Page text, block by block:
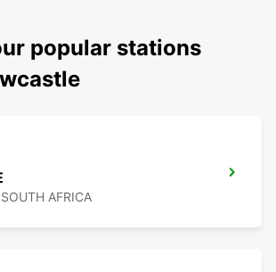
popular stations
AFRICA